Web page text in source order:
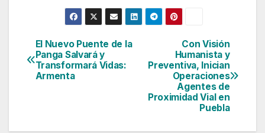
Navegación
de
Con Visión
Humanista y
Preventiva, Inician
Operaciones
Agentes de
Proximidad Vial en
Puebla
El Nuevo Puente de la
Panga Salvará y
Transformará Vidas:
Armenta